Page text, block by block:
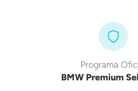
Programa
BMW Premium